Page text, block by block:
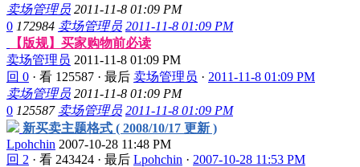
卖场管理员 2011-11-8 01:09 PM
0 172984 卖场管理员 2011-11-8 01:09 PM
【版规】买家购物前必读
卖场管理员 2011-11-8 01:09 PM
回 0 · 看 125587 · 最后 卖场管理员 · 2011-11-8 01:09 PM
卖场管理员 2011-11-8 01:09 PM
0 125587 卖场管理员 2011-11-8 01:09 PM
新买卖主题格式 ( 2008/10/17 更新 )
Lpohchin 2007-10-28 11:48 PM
回 2 · 看 243424 · 最后 Lpohchin · 2007-10-28 11:53 PM